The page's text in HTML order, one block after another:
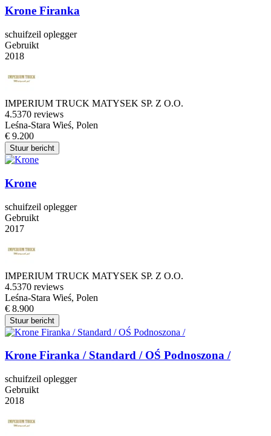
Krone Firanka
schuifzeil oplegger
Gebruikt
2018
IMPERIUM TRUCK MATYSEK SP. Z O.O.
4.5370 reviews
Leśna-Stara Wieś, Polen
€ 9.200
Stuur bericht
Krone
schuifzeil oplegger
Gebruikt
2017
IMPERIUM TRUCK MATYSEK SP. Z O.O.
4.5370 reviews
Leśna-Stara Wieś, Polen
€ 8.900
Stuur bericht
Krone Firanka / Standard / OŚ Podnoszona /
schuifzeil oplegger
Gebruikt
2018